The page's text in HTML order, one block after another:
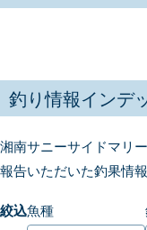
釣り情報インデ
湘南サニーサイドマリ
報告いただいた釣果情
絞込魚種